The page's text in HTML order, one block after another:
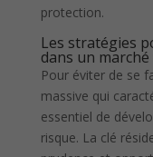
protection.
Les stratégies
dans un
Pour éviter de se
massive qui
essentiel de
risque. La clé